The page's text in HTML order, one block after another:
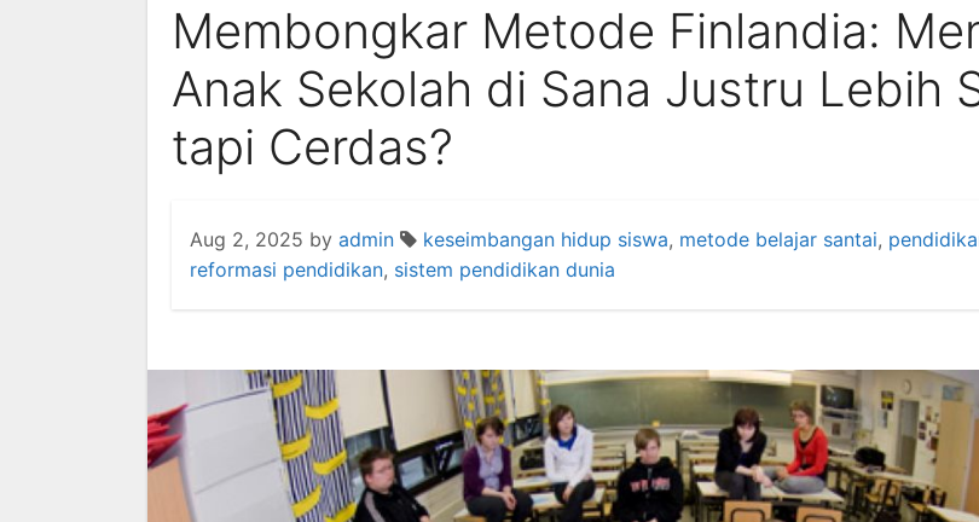
Membongkar Metode Finlandia:
Anak Sekolah di Sana Justru Lebih
tapi Cerdas?
Aug 2, 2025 by admin keseimbangan hidup siswa, metode belajar santai,
reformasi pendidikan, sistem pendidikan dunia